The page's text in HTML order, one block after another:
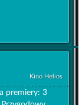
Kino Helios
premiery: 3